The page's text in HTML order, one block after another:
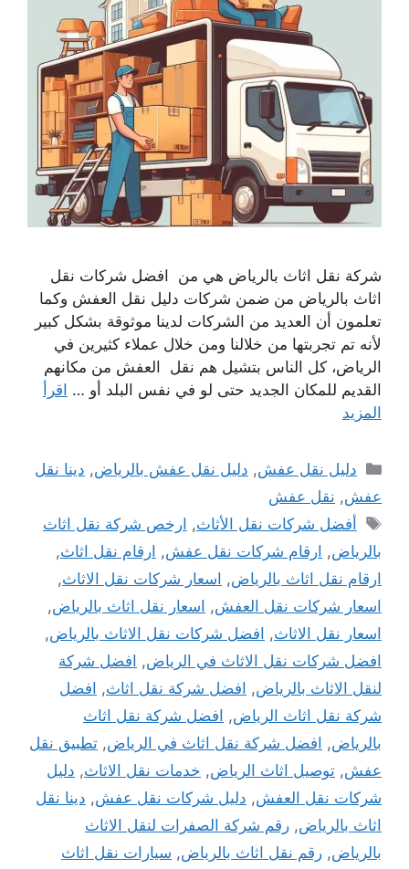
شركة نقل اثاث بالرياض هي من افضل شركات نقل
اثاث بالرياض من ضمن شركات دليل نقل العفش وكما
تعلمون أن العديد من الشركات لدينا موثوقة بشكل كبير
لأنه تم تجربتها من خلالنا ومن خلال عملاء كثيرين في
الرياض، كل الناس بتشيل هم نقل العفش من مكانهم
القديم للمكان الجديد حتى لو في نفس البلد أو … اقرأ
المزيد
التصنيفات
دليل نقل عفش, دليل نقل عفش بالرياض, دينا نقل
عفش, نقل عفش
الوسوم
أفضل شركات نقل الأثاث, ارخص شركة نقل اثاث
بالرياض, ارقام شركات نقل عفش, ارقام نقل اثاث,
ارقام نقل اثاث بالرياض, اسعار شركات نقل الاثاث,
اسعار شركات نقل العفش, اسعار نقل اثاث بالرياض,
اسعار نقل الاثاث, افضل شركات نقل الاثاث بالرياض,
افضل شركات نقل الاثاث في الرياض, افضل شركة
لنقل الاثاث بالرياض, افضل شركة نقل اثاث, افضل
شركة نقل اثاث الرياض, افضل شركة نقل اثاث
بالرياض, افضل شركة نقل اثاث في الرياض, تطبيق نقل
عفش, توصيل اثاث الرياض, خدمات نقل الاثاث, دليل
شركات نقل العفش, دليل شركات نقل عفش, دينا نقل
اثاث بالرياض, رقم شركة الصفرات لنقل الاثاث
بالرياض, رقم نقل اثاث بالرياض, سيارات نقل اثاث